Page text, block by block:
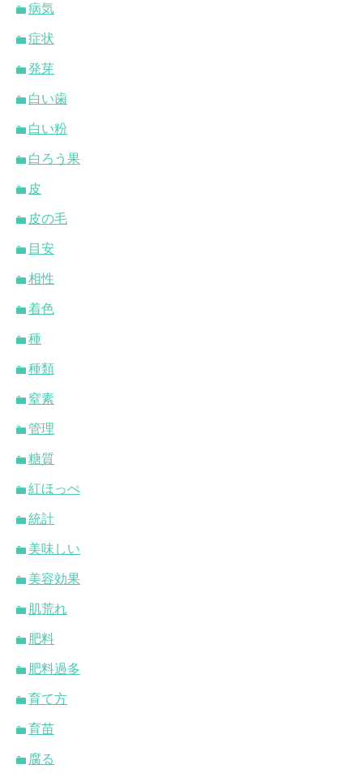
病気
症状
発芽
白い歯
白い粉
白ろう果
皮
皮の毛
目安
相性
着色
種
種類
窒素
管理
糖質
紅ほっぺ
統計
美味しい
美容効果
肌荒れ
肥料
肥料過多
育て方
育苗
腐る